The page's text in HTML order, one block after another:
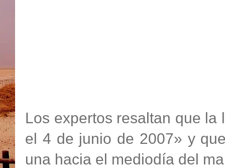
Los expertos resaltan que
el 4 de junio de 2007» y
una hacia el mediodía del